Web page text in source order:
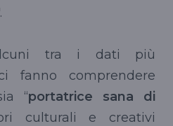
tra i dati più
fanno comprendere
“portatrice sana di
culturali e creativi